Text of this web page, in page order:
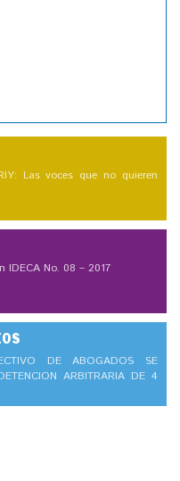
Las voces que no quieren
IDECA No. 08 – 2017
DE ABOGADOS SE
ARBITRARIA DE 4